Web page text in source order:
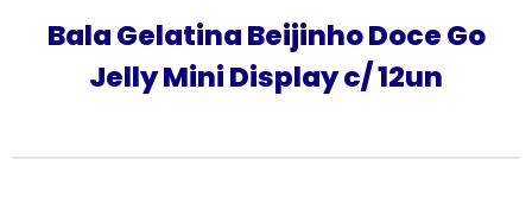
Bala Gelatina Beijinho Doce Go
Jelly Mini Display c/ 12un